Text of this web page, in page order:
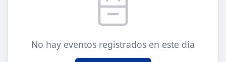
No hay eventos registrados en este día